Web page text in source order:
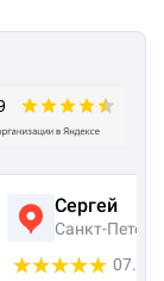
Сергей
Санкт-